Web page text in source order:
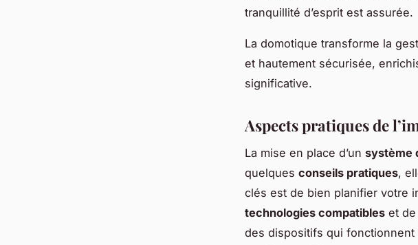
tranquillité d’esprit est assurée.
La domotique transforme la
et hautement sécurisée,
significative.
Aspects pratiques de
La mise en place d’un système
quelques conseils pratiques,
clés est de bien planifier votre
technologies compatibles et de
des dispositifs qui